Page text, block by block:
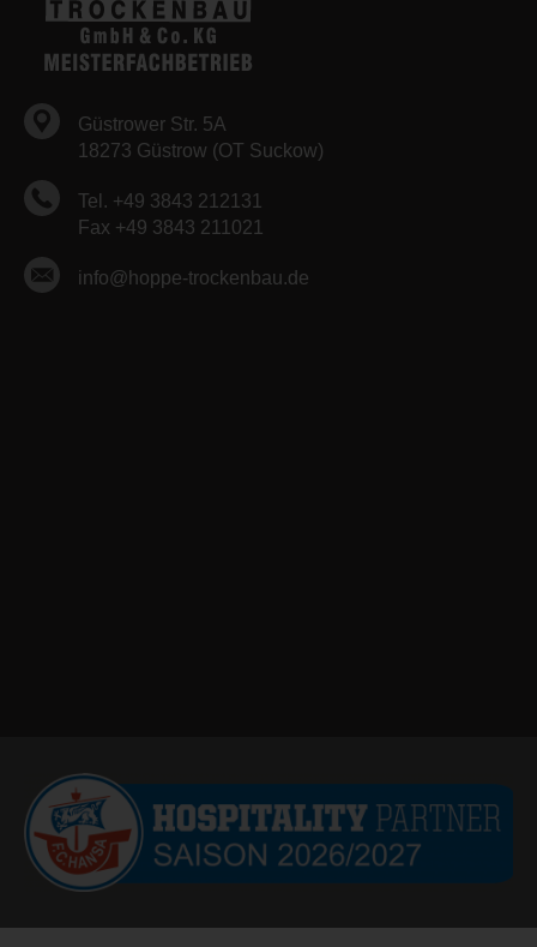
Güstrower Str. 5A
18273 Güstrow (OT Suckow)
Tel. +49 3843 212131
Fax +49 3843 211021
info@hoppe-trockenbau.de